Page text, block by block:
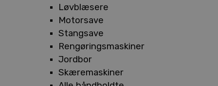
Løvblæsere
Motorsave
Stangsave
Rengøringsmaskiner
Jordbor
Skæremaskiner